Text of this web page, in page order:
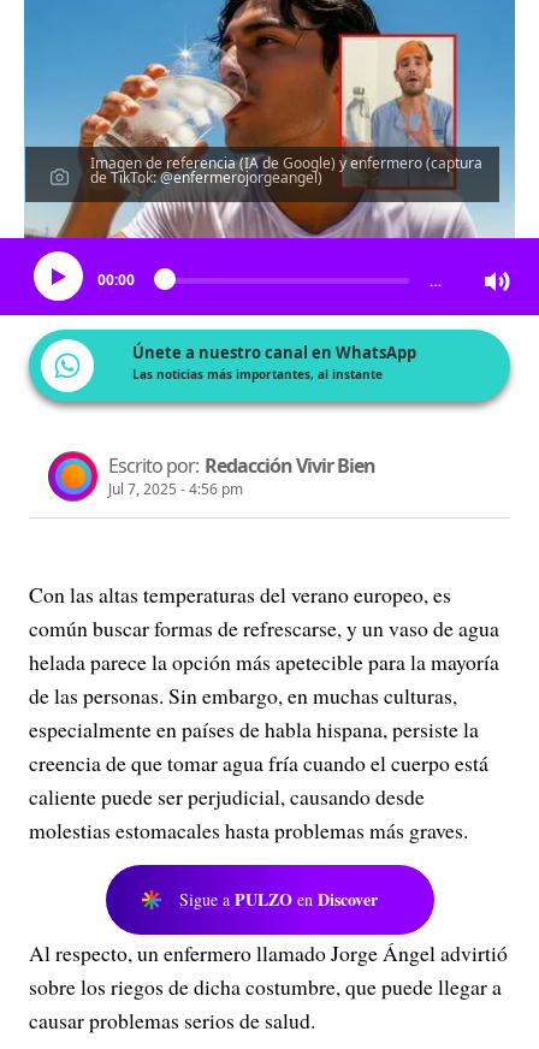
Imagen de referencia (IA de Google) y enfermero (captura
de TikTok: @enfermerojorgeangel)
Escucha el artículo
00:00 …
Únete a nuestro canal en WhatsApp
Las noticias más importantes, al instante
Escrito por: Redacción Vivir Bien
Jul 7, 2025 - 4:56 pm
Con las altas temperaturas del verano europeo, es
común buscar formas de refrescarse, y un vaso de agua
helada parece la opción más apetecible para la mayoría
de las personas. Sin embargo, en muchas culturas,
especialmente en países de habla hispana, persiste la
creencia de que tomar agua fría cuando el cuerpo está
caliente puede ser perjudicial, causando desde
molestias estomacales hasta problemas más graves.
Sigue a PULZO en Discover
Al respecto, un enfermero llamado Jorge Ángel advirtió
sobre los riegos de dicha costumbre, que puede llegar a
causar problemas serios de salud.